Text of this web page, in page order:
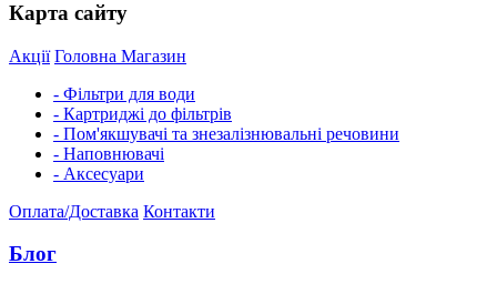
Карта сайту
Акції Головна Магазин
- Фільтри для води
- Картриджі до фільтрів
- Пом'якшувачі та знезалізнювальні речовини
- Наповнювачі
- Аксесуари
Оплата/Доставка Контакти
Блог